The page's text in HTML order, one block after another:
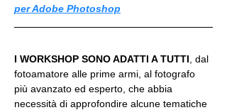
per Adobe Photoshop
I WORKSHOP SONO ADATTI A TUTTI , dal
fotoamatore alle prime armi, al fotografo
più avanzato ed esperto, che abbia
necessità di approfondire alcune tematiche